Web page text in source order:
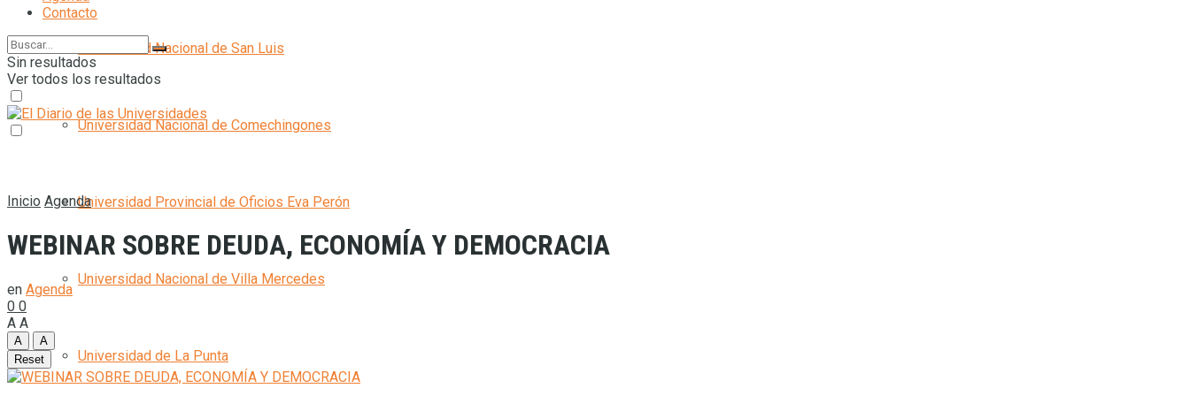
Universidad Nacional de San Luis
Universidad Nacional de Comechingones
Universidad Provincial de Oficios Eva Perón
Universidad Nacional de Villa Mercedes
Universidad de La Punta
Contacto
Sin resultados
Ver todos los resultados
Inicio Agenda
WEBINAR SOBRE DEUDA, ECONOMÍA Y DEMOCRACIA
en Agenda
0 0
A A
A
A
Reset